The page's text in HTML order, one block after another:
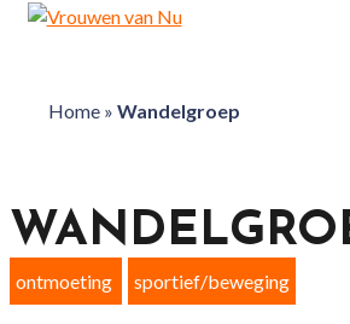
Home» Wandelgroep
ontmoeting sportief/beweging